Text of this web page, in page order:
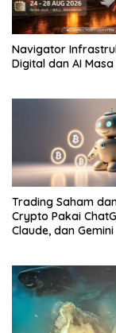
Navigator
Digital dan AI
Trading Saham
Crypto Pakai
Claude, dan Gemini